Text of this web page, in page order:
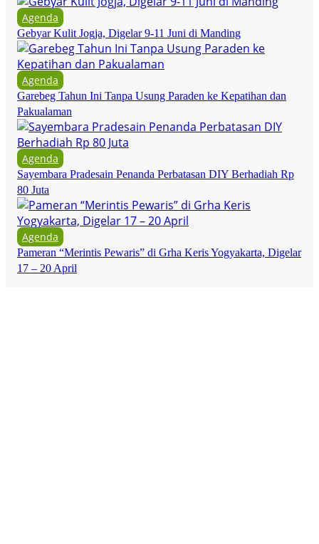
Agenda
Gebyar Kulit Jogja, Digelar 9-11 Juni di Manding
Agenda
Garebeg Tahun Ini Tanpa Usung Paraden ke Kepatihan dan
Pakualaman
Agenda
Sayembara Pradesain Penanda Perbatasan DIY Berhadiah Rp
80 Juta
Agenda
Pameran “Merintis Pewaris” di Grha Keris Yogyakarta, Digelar
17 – 20 April